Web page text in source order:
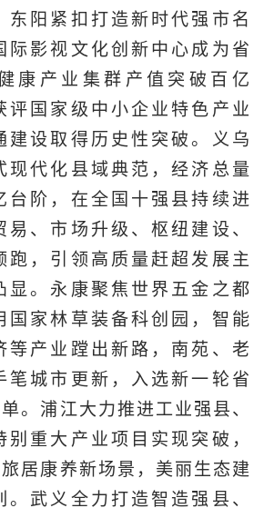
东阳紧扣打造新时代强市名
际影视文化创新中心成为省
康产业集群产值突破百亿
评国家级中小企业特色产业
建设取得历史性突破。义乌
现代化县域典范，经济总量
台阶，在全国十强县持续进
、市场升级、枢纽建设、
跑，引领高质量赶超发展主
显。永康聚焦世界五金之都
国家林草装备科创园，智能
等产业蹚出新路，南苑、老
笔城市更新，入选新一轮省
。浦江大力推进工业强县、
别重大产业项目实现突破，
居康养新场景，美丽生态建
武义全力打造智造强县、